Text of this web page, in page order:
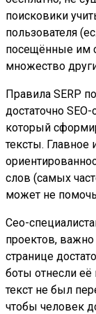
поисковики
пользователя
посещённые им
множество
Правила SERP
достаточно
который
тексты. Главное
слов (самых
может не
Сео-
проектов, важно
странице
боты отнесли
текст не был
чтобы человек